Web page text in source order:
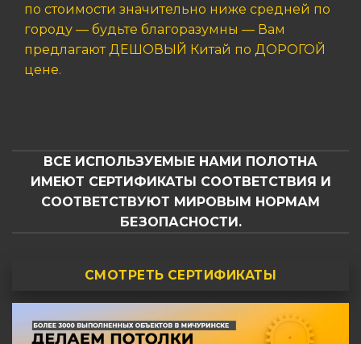
по стоимости значительно ниже средней по
городу — будьте благоразумны — Вам
предлагают ДЕШОВЫЙ Китай по ДОРОГОЙ
цене.
ВСЕ ИСПОЛЬЗУЕМЫЕ НАМИ ПОЛОТНА
ИМЕЮТ СЕРТИФИКАТЫ СООТВЕТСТВИЯ И
СООТВЕТСТВУЮТ МИРОВЫМ НОРМАМ
БЕЗОПАСНОСТИ.
СМОТРЕТЬ СЕРТИФИКАТЫ